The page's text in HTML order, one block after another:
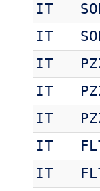
IT
IT
IT
IT
IT
IT
IT